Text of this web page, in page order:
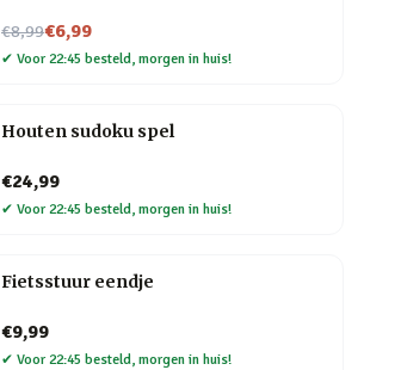
€8,99
Nu voor€6,99
✔ Voor 22:45 besteld, morgen in huis!
Houten sudoku spel
€24,99
✔ Voor 22:45 besteld, morgen in huis!
Fietsstuur eendje
€9,99
✔ Voor 22:45 besteld, morgen in huis!